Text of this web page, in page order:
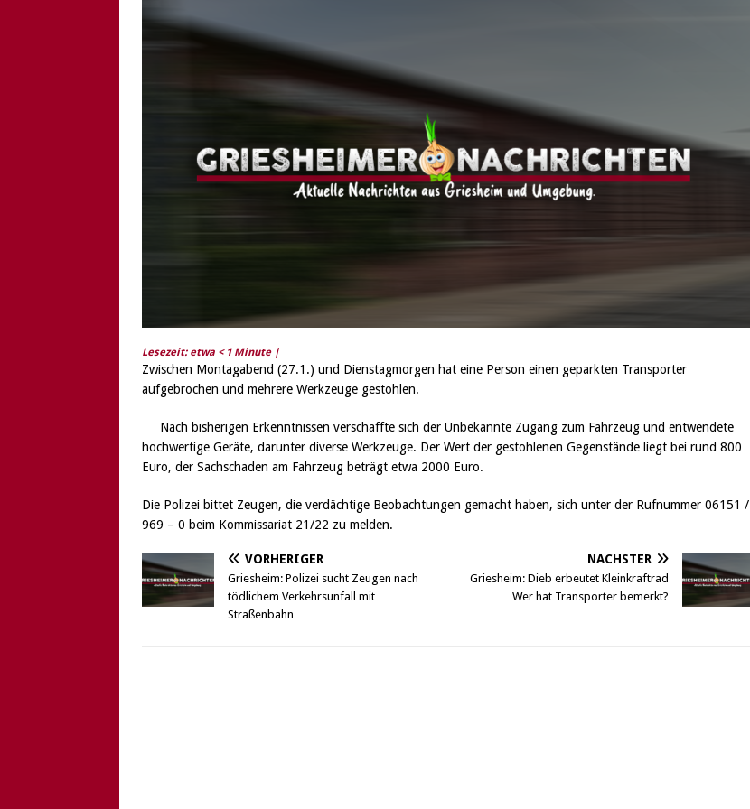
Lesezeit: etwa < 1 Minute |
Zwischen Montagabend (27.1.) und Dienstagmorgen hat eine Person einen geparkten Transporter
aufgebrochen und mehrere Werkzeuge gestohlen.
Nach bisherigen Erkenntnissen verschaffte sich der Unbekannte Zugang zum Fahrzeug und entwendete
hochwertige Geräte, darunter diverse Werkzeuge. Der Wert der gestohlenen Gegenstände liegt bei rund 800
Euro, der Sachschaden am Fahrzeug beträgt etwa 2000 Euro.
Die Polizei bittet Zeugen, die verdächtige Beobachtungen gemacht haben, sich unter der Rufnummer 06151 /
969 – 0 beim Kommissariat 21/22 zu melden.
VORHERIGER
Griesheim: Polizei sucht Zeugen nach
tödlichem Verkehrsunfall mit
Straßenbahn
NÄCHSTER
Griesheim: Dieb erbeutet Kleinkraftrad
Wer hat Transporter bemerkt?